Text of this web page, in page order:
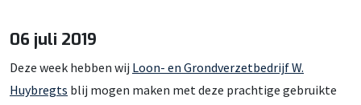
06 juli 2019
Deze week hebben wij Loon- en Grondverzetbedrijf W.
Huybregts blij mogen maken met deze prachtige gebruikte